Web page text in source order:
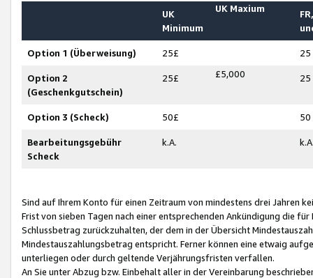
UK
Minimum
UK Maxium
Option 1 (Überweisung) 25£ 25
Option 2
(Geschenkgutschein)
25£ £5,000 25
Option 3 (Scheck) 50£ 50
Bearbeitungsgebühr
Scheck
k.A.
Sind auf Ihrem Konto für einen Zeitraum von mindestens drei Jahren
Frist von sieben Tagen nach einer entsprechenden Ankündigung die
Schlussbetrag zurückzuhalten, der dem in der Übersicht
Mindestauszahlungsbetrag entspricht. Ferner können eine etwaig
unterliegen oder durch geltende Verjährungsfristen verfallen.
An Sie unter Abzug bzw. Einbehalt aller in der Vereinbarung